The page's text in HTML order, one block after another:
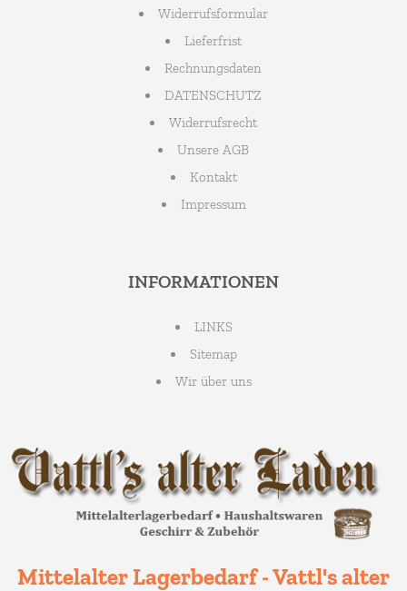
Widerrufsformular
Lieferfrist
Rechnungsdaten
DATENSCHUTZ
Widerrufsrecht
Unsere AGB
Kontakt
Impressum
INFORMATIONEN
LINKS
Sitemap
Wir über uns
Mittelalter Lagerbedarf - Vattl's alter